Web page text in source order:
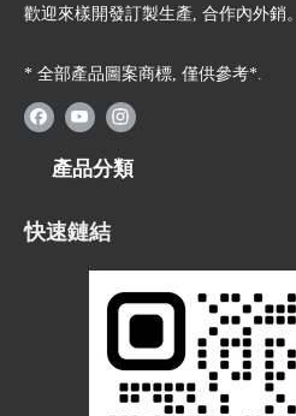
歡迎來樣開發訂製生產, 合作內外銷。
* 全部產品圖案商標, 僅供參考*.
產品分類
快速鏈結